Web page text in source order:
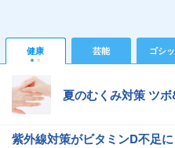
健康 芸能 ゴシ
夏のむくみ対策 ツ
紫外線対策がビタミンD不足に